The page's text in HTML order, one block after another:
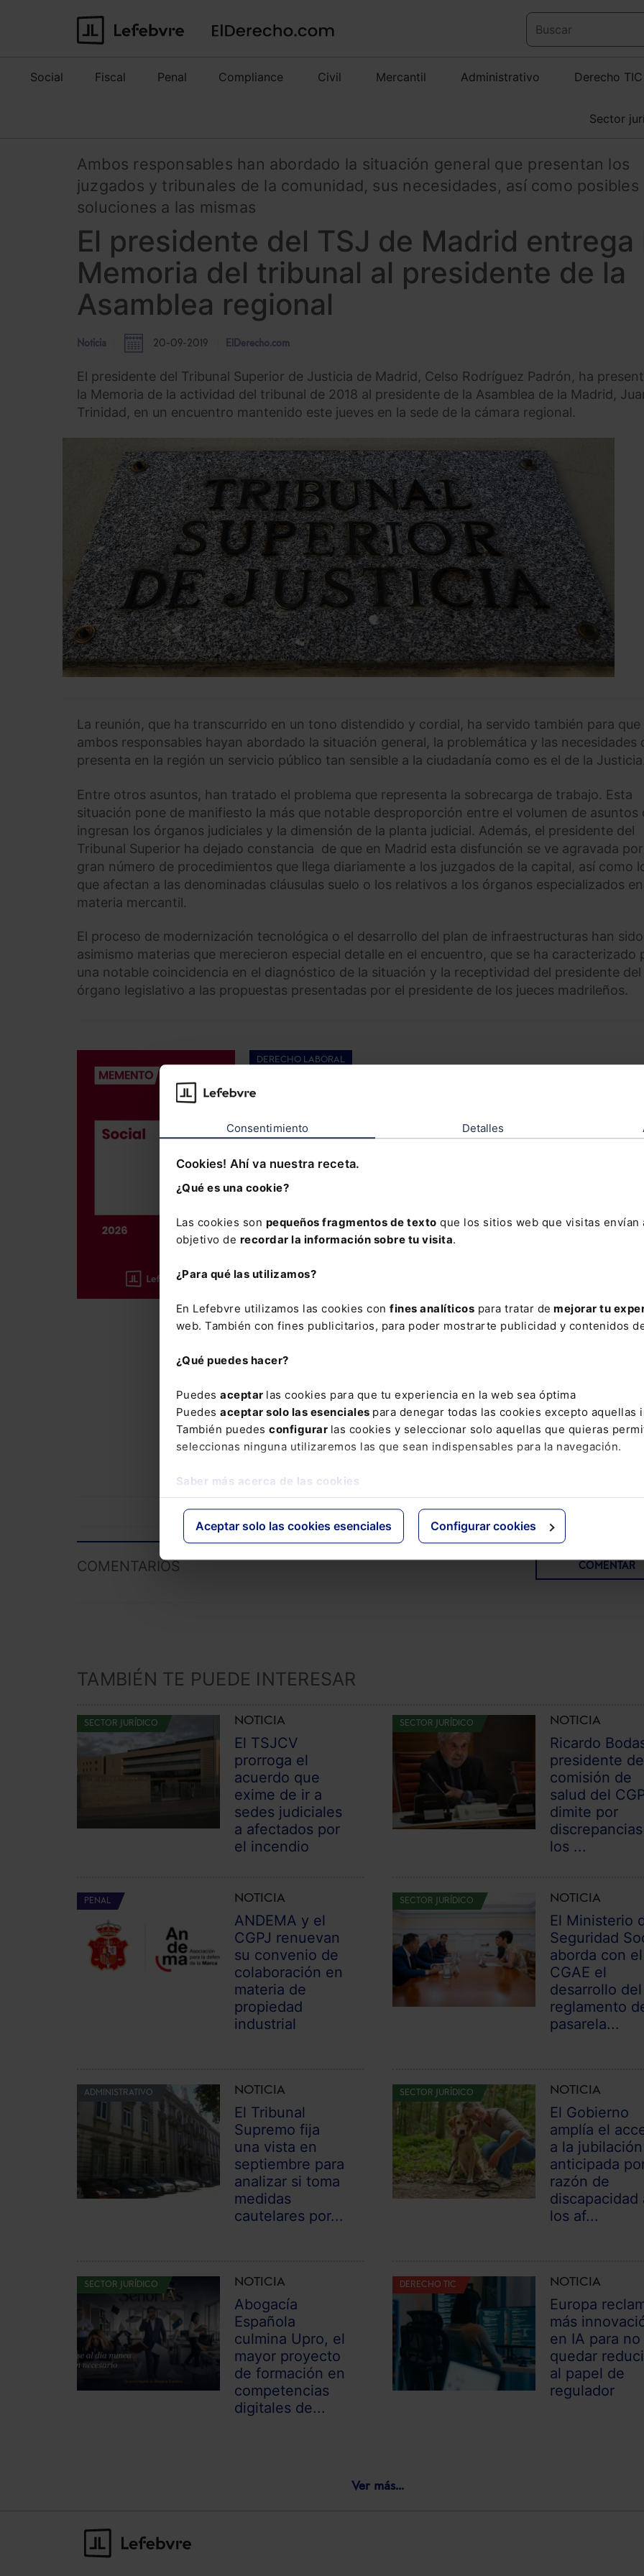
Consentimiento Detalles
Cookies! Ahí va nuestra receta.
¿Qué es una cookie?
Las cookies son pequeños fragmentos de texto que los sitios web que visitas envían
objetivo de recordar la información sobre tu visita.
¿Para qué las utilizamos?
En Lefebvre utilizamos las cookies con fines analíticos para tratar de mejorar tu
web. También con fines publicitarios, para poder mostrarte publicidad y contenidos
¿Qué puedes hacer?
Puedes aceptar las cookies para que tu experiencia en la web sea óptima
Puedes aceptar solo las esenciales para denegar todas las cookies excepto aquellas
También puedes configurar las cookies y seleccionar solo aquellas que quieras
seleccionas ninguna utilizaremos las que sean indispensables para la navegación.
Saber más acerca de las cookies
Aceptar solo las cookies esenciales Configurar cookies
Social Fiscal Penal Compliance Civil Mercantil Administrativo Derecho TIC
Sector
Ambos responsables han abordado la situación general que presentan los
juzgados y tribunales de la comunidad, sus necesidades, así como posibles
soluciones a las mismas
El presidente del TSJ de Madrid entrega
Memoria del tribunal al presidente de la
Asamblea regional
Noticia 20-09-2019 ElDerecho.com
El presidente del Tribunal Superior de Justicia de Madrid, Celso Rodríguez Padrón, ha
la Memoria de la actividad del tribunal de 2018 al presidente de la Asamblea de la Madrid,
Trinidad, en un encuentro mantenido este jueves en la sede de la cámara regional.
La reunión, que ha transcurrido en un tono distendido y cordial, ha servido también para que
ambos responsables hayan abordado la situación general, la problemática y las necesidades
presenta en la región un servicio público tan sensible a la ciudadanía como es el de la Justicia.
Entre otros asuntos, han tratado el problema que representa la sobrecarga de trabajo. Esta
situación pone de manifiesto la más que notable desproporción entre el volumen de asuntos
ingresan los órganos judiciales y la dimensión de la planta judicial. Además, el presidente del
Tribunal Superior ha dejado constancia de que en Madrid esta disfunción se ve agravada
gran número de procedimientos que llega diariamente a los juzgados de la capital, así como
que afectan a las denominadas cláusulas suelo o los relativos a los órganos especializados en
materia mercantil.
El proceso de modernización tecnológica o el desarrollo del plan de infraestructuras han sido
asimismo materias que merecieron especial detalle en el encuentro, que se ha caracterizado
una notable coincidencia en el diagnóstico de la situación y la receptividad del presidente del
órgano legislativo a las propuestas presentadas por el presidente de los jueces madrileños.
DERECHO LABORAL
176,70€
La obra mejor valorada en el
Incluye el estudio de todas lasnovedades y reformas legislativas del
37.500 citas.
La suscripción al Memento Social incluye: . El servicio “Extras
con el que puedes consultar en cualquier momento si un número
novedades que se vayan produciendo cada semana.
El Memento Social lo tienes disponible también en el siguiente
precio especialpara que domines todas las modificaciones en materia
Laboral y de Seguridad Social:Pack Memento Social + Memento
Novedades Sociales
COMENTARIOS COMENTAR
TAMBIÉN TE PUEDE INTERESAR
SECTOR JURÍDICO NOTICIA
El TSJCV
prorroga el
acuerdo que
exime de ir a
sedes judiciales
a afectados por
el incendio
SECTOR JURÍDICO NOTICIA
Ricardo
presidente
comisión de
salud del
dimite por
los ...
PENAL NOTICIA
ANDEMA y el
CGPJ renuevan
su convenio de
colaboración en
materia de
propiedad
industrial
SECTOR JURÍDICO NOTICIA
El Ministerio
Seguridad
aborda con el
CGAE el
desarrollo del
reglamento
pasarela...
ADMINISTRATIVO NOTICIA
El Tribunal
Supremo fija
una vista en
septiembre para
analizar si toma
medidas
cautelares por...
SECTOR JURÍDICO NOTICIA
El Gobierno
amplía el
a la jubilación
anticipada
razón de
discapacidad
los af...
SECTOR JURÍDICO NOTICIA
Abogacía
Española
culmina Upro, el
mayor proyecto
de formación en
competencias
digitales de...
DERECHO TIC NOTICIA
Europa
más
en IA para no
quedar
al papel de
regulador
Ver más...